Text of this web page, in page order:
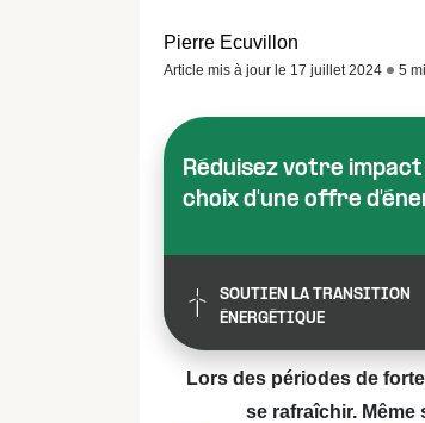
Pierre Ecuvillon
Article mis à jour le 17 juillet 2024 5
Réduisez votre
choix d'une offre
SOUTIEN LA TRANSITION
ÉNERGÉTIQUE
Lors des périodes de
se rafraîchir. Même